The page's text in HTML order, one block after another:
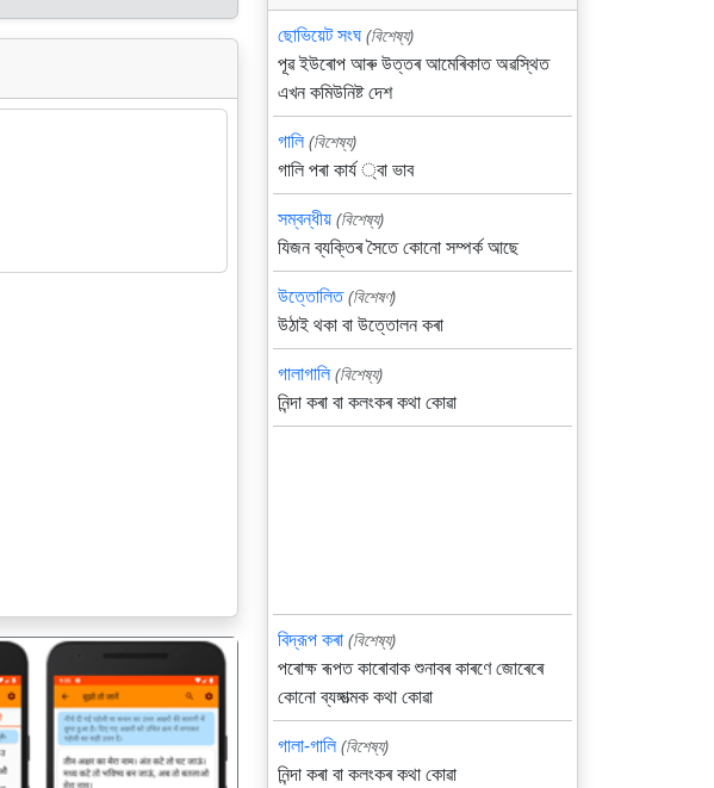
ছোভিয়েট সংঘ (বিশেষ্য)
পূৱ ইউৰোপ আৰু উত্তৰ আমেৰিকাত অৱস্থিত
এখন কমিউনিষ্ট দেশ
গালি (বিশেষ্য)
গালি পৰা কার্য ্বা ভাব
সম্বন্ধীয় (বিশেষ্য)
যিজন ব্যক্তিৰ সৈতে কোনো সম্পর্ক আছে
উত্তোলিত (বিশেষণ)
উঠাই থকা বা উত্তোলন কৰা
গালাগালি (বিশেষ্য)
নিন্দা কৰা বা কলংকৰ কথা কোৱা
বিদ্রূপ কৰা (বিশেষ্য)
পৰোক্ষ ৰূপত কাৰোবাক শুনাবৰ কাৰণে জোৰেৰে
কোনো ব্যঙ্গাত্মক কথা কোৱা
গালা-গালি (বিশেষ্য)
নিন্দা কৰা বা কলংকৰ কথা কোৱা